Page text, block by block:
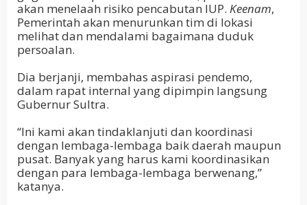
akan menelaah risiko pencabutan IUP. Keenam,
Pemerintah akan menurunkan tim di lokasi
melihat dan mendalami bagaimana duduk
persoalan.
Dia berjanji, membahas aspirasi pendemo,
dalam rapat internal yang dipimpin langsung
Gubernur Sultra.
“Ini kami akan tindaklanjuti dan koordinasi
dengan lembaga-lembaga baik daerah maupun
pusat. Banyak yang harus kami koordinasikan
dengan para lembaga-lembaga berwenang,”
katanya.